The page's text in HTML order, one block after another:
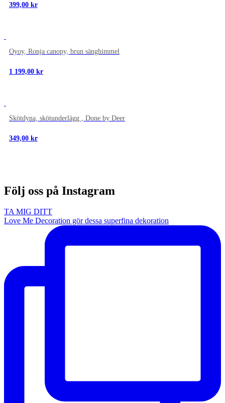
399,00 kr
Oyoy, Ronja canopy, brun sänghimmel
1 199,00 kr
Skötdyna, skötunderlägg , Done by Deer
349,00 kr
Följ oss på Instagram
TA MIG DITT
Love Me Decoration gör dessa superfina dekoration